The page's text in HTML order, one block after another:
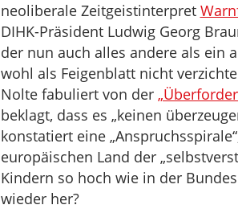
neoliberale Zeitgeistinterpret
DIHK-Präsident Ludwig Georg
der nun auch alles andere als ein
wohl als Feigenblatt nicht
Nolte fabuliert von der
beklagt, dass es „keinen
konstatiert eine
europäischen Land der
Kindern so hoch wie in der
wieder her?